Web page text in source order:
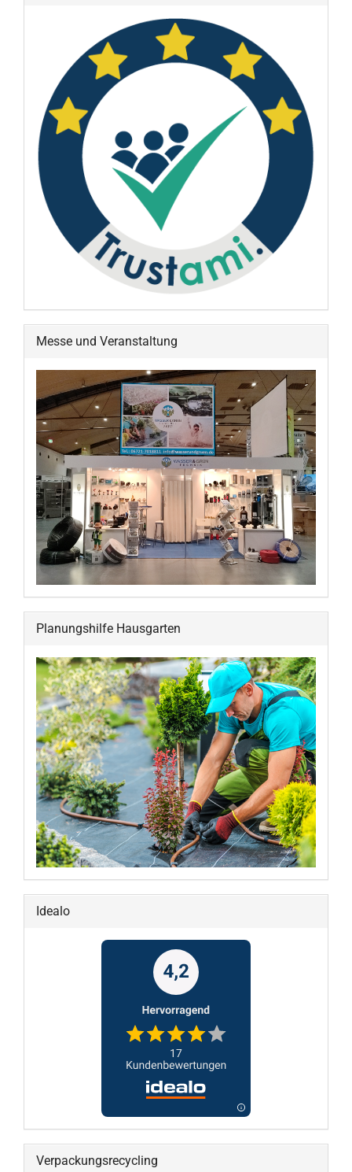
Messe und Veranstaltung
Planungshilfe Hausgarten
Idealo
Verpackungsrecycling